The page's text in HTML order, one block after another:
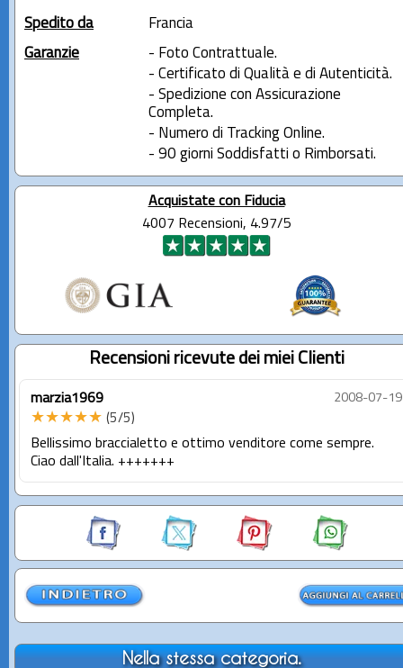
Spedito da
Francia
Garanzie
- Foto Contrattuale.
- Certificato di Qualità e di Autenticità.
- Spedizione con Assicurazione
Completa.
- Numero di Tracking Online.
- 90 giorni Soddisfatti o Rimborsati.
Acquistate con Fiducia
4007 Recensioni, 4.97/5
Recensioni ricevute dei miei Clienti
marzia1969 2008-07-19
★★★★★ (5/5)
Bellissimo braccialetto e ottimo venditore come sempre.
Ciao dall'Italia. +++++++
Nella stessa categoria.